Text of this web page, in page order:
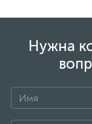
Нужна